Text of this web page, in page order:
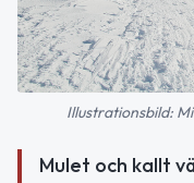
Illustrationsbild:
Mulet och kallt